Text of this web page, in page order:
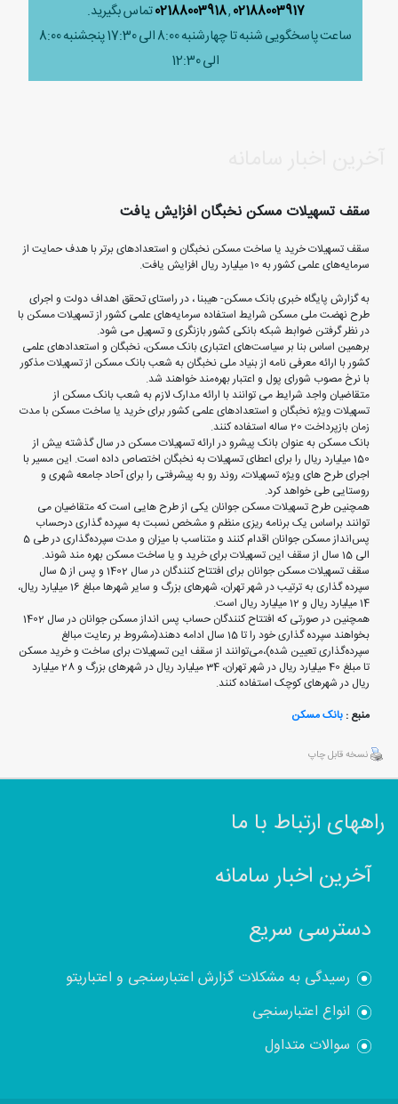
02188003917
,
02188003918تماس بگیرید.
ساعت پاسخگویی شنبه تا چهارشنبه 8:00 الی 17:30 پنجشنبه 8:00
الی 12:30
سقف تسهیلات مسکن نخبگان افزایش یافت
سقف تسهیلات خرید یا ساخت مسکن نخبگان و استعدادهای برتر با هدف حمایت از
سرمایه‌های علمی کشور به 10 میلیارد ریال افزایش یافت.
به گزارش پایگاه خبری بانک مسکن- هیبنا ، در راستای تحقق اهداف دولت و اجرای
طرح نهضت ملی مسکن شرایط استفاده سرمایه‌های علمی کشور از تسهیلات مسکن با
در نظر گرفتن ضوابط شبکه بانکی کشور بازنگری و تسهیل می شود.
برهمین اساس بنا بر سیاست‌های اعتباری بانک مسکن، نخبگان و استعدادهای علمی
کشور با ارائه معرفی نامه از بنیاد ملی نخبگان به شعب بانک مسکن از تسهیلات مذکور
با نرخ مصوب شورای پول و اعتبار بهره‌مند خواهند شد.
متقاضیان واجد شرایط می توانند با ارائه مدارک لازم به شعب بانک مسکن از
تسهیلات ویژه نخبگان و استعدادهای علمی کشور برای خرید یا ساخت مسکن با مدت
زمان بازپرداخت 20 ساله استفاده کنند.
بانک مسکن به عنوان بانک پیشرو در ارائه تسهیلات مسکن در سال گذشته بیش از
150 میلیارد ریال را برای اعطای تسهیلات به نخبگان اختصاص داده است. این مسیر با
اجرای طرح های ویژه تسهیلات، روند رو به پیشرفتی را برای آحاد جامعه شهری و
روستایی طی خواهد کرد.
همچنین طرح تسهیلات مسکن جوانان یکی از طرح هایی است که متقاضیان می
توانند براساس یک برنامه ریزی منظم و مشخص نسبت به سپرده گذاری درحساب
پس‌انداز مسکن جوانان اقدام کنند و متناسب با میزان و مدت سپرده‌گذاری در طی 5
الی 15 سال از سقف این تسهیلات برای خرید و یا ساخت مسکن بهره مند شوند.
سقف تسهیلات مسکن جوانان برای افتتاح کنندگان در سال 1402 و پس از 5 سال
سپرده گذاری به ترتیب در شهر تهران، شهرهای بزرگ و سایر شهرها مبلغ 16 میلیارد ریال،
14 میلیارد ریال و 12 میلیارد ریال است.
همچنین در صورتی که افتتاح کنندگان حساب پس انداز مسکن جوانان در سال 1402
بخواهند سپرده گذاری خود را تا 15 سال ادامه دهند(مشروط بر رعایت مبالغ
سپرده‌گذاری تعیین شده)،می‌توانند از سقف این تسهیلات برای ساخت و خرید مسکن
تا مبلغ 40 میلیارد ریال در شهر تهران، 34 میلیارد ریال در شهرهای بزرگ و 28 میلیارد
ریال در شهرهای کوچک استفاده کنند.
منبع : بانک مسکن
نسخه قابل چاپ
راههای ارتباط با ما
آخرین اخبار سامانه
دسترسی سریع
رسیدگی به مشکلات گزارش اعتبارسنجی و اعتباریتو
انواع اعتبارسنجی
سوالات متداول